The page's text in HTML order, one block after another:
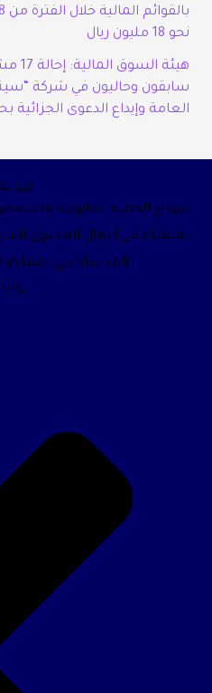
نحو 18 مليون ريال
سابقون وحاليون في شركة
العامة وإيداع الدعوى الجزائية
من
موقع التقنية القانونية متخصص
المتمثلة في أعمال المحتوى
المحاماة في المملكة